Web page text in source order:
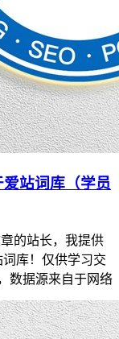
站词库（学员
的站长，我提供
库！仅供学习交
数据源来自于网络